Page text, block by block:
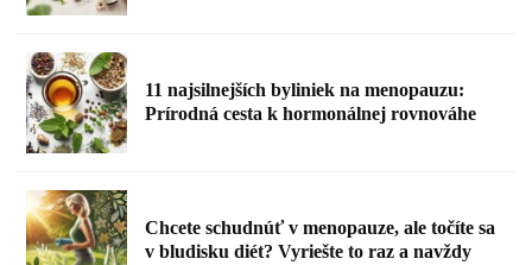
11 najsilnejších byliniek na menopauzu:
Prírodná cesta k hormonálnej rovnováhe
Chcete schudnúť v menopauze, ale točíte sa
v bludisku diét? Vyriešte to raz a navždy